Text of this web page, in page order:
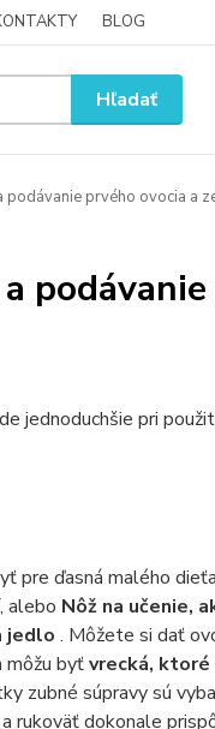
BLOG
Hľadať
podávanie prvého ovocia a
jednoduchšie pri
pre ďasná malého
alebo Nôž na učenie,
jedlo . Môžete si dať
môžu byťvrecká, ktoré
zubné súpravy sú
rukoväť dokonale